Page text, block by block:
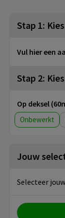
Stap 1:
Vul hier een
Stap 2:
Op deksel
Onbewerkt
Jouw
Selecteer